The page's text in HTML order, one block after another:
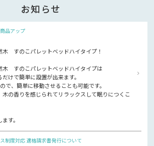
お知らせ
品アップ
すのこパレットベッドハイタイプ！
すのこパレットベッドハイタイプは
けで簡単に設置が出来ます。
で、簡単に移動させることも可能です。
木の香りを感じられてリラックスして眠りにつくこ
す。
制度対応 適格請求書発行について